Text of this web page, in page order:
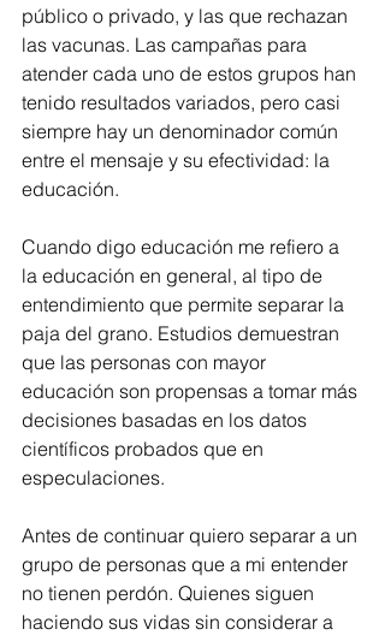
público o privado, y las que rechazan
las vacunas. Las campañas para
atender cada uno de estos grupos han
tenido resultados variados, pero casi
siempre hay un denominador común
entre el mensaje y su efectividad: la
educación.
Cuando digo educación me refiero a
la educación en general, al tipo de
entendimiento que permite separar la
paja del grano. Estudios demuestran
que las personas con mayor
educación son propensas a tomar más
decisiones basadas en los datos
científicos probados que en
especulaciones.
Antes de continuar quiero separar a un
grupo de personas que a mi entender
no tienen perdón. Quienes siguen
haciendo sus vidas sin considerar a